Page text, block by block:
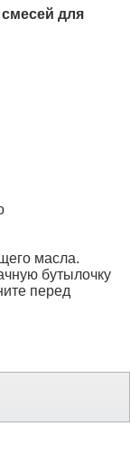
для
масла.
бутылочку
перед